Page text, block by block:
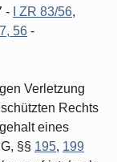
-
I ZR 83/56,
56 -
Verletzung
Rechts
eines
§§ 195, 199